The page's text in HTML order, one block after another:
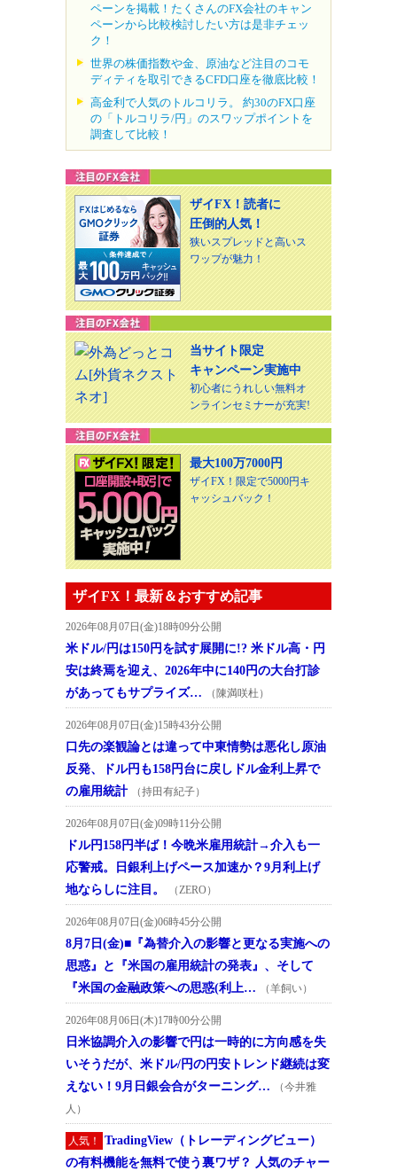
ペーンを掲載！たくさんのFX会社のキャン
ペーンから比較検討したい方は是非チェッ
ク！
世界の株価指数や金、原油など注目のコモ
ディティを取引できるCFD口座を徹底比較！
高金利で人気のトルコリラ。 約30のFX口座
の「トルコリラ/円」のスワップポイントを
調査して比較！
ザイFX！読者に
圧倒的人気！
狭いスプレッドと高いス
ワップが魅力！
当サイト限定
キャンペーン実施中
初心者にうれしい無料オ
ンラインセミナーが充実!
最大100万7000円
ザイFX！限定で5000円キ
ャッシュバック！
ザイFX！最新＆おすすめ記事
2026年08月07日(金)18時09分公開
米ドル/円は150円を試す展開に!? 米ドル高・円
安は終焉を迎え、2026年中に140円の大台打診
があってもサプライズ…
（陳満咲杜）
2026年08月07日(金)15時43分公開
口先の楽観論とは違って中東情勢は悪化し原油
反発、ドル円も158円台に戻しドル金利上昇で
の雇用統計
（持田有紀子）
2026年08月07日(金)09時11分公開
ドル円158円半ば！今晩米雇用統計→介入も一
応警戒。日銀利上げペース加速か？9月利上げ
地ならしに注目。
（ZERO）
2026年08月07日(金)06時45分公開
8月7日(金)■『為替介入の影響と更なる実施への
思惑』と『米国の雇用統計の発表』、そして
『米国の金融政策への思惑(利上…
（羊飼い）
2026年08月06日(木)17時00分公開
日米協調介入の影響で円は一時的に方向感を失
いそうだが、米ドル/円の円安トレンド継続は変
えない！9月日銀会合がターニング…
（今井雅
人）
人気！
TradingView（トレーディングビュー）
の有料機能を無料で使う裏ワザ？ 人気のチャー